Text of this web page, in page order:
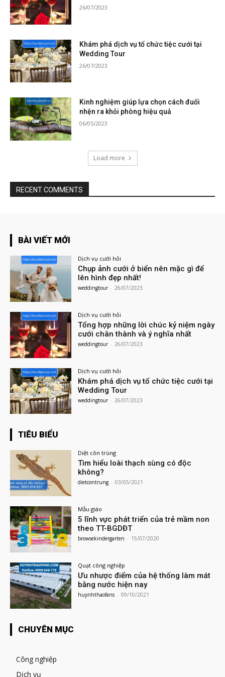
26/07/2023
Khám phá dịch vụ tổ chức tiệc cưới tại
Wedding Tour
26/07/2023
Kinh nghiệm giúp lựa chọn cách đuổi
nhện ra khỏi phòng hiệu quả
06/05/2023
Load more
RECENT COMMENTS
BÀI VIẾT MỚI
Dịch vụ cưới hỏi
Chụp ảnh cưới ở biển nên mặc gì để
lên hình đẹp nhất!
weddingtour - 26/07/2023
Dịch vụ cưới hỏi
Tổng hợp những lời chúc kỷ niệm ngày
cưới chân thành và ý nghĩa nhất
weddingtour - 26/07/2023
Dịch vụ cưới hỏi
Khám phá dịch vụ tổ chức tiệc cưới tại
Wedding Tour
weddingtour - 26/07/2023
TIÊU BIỂU
Diệt côn trùng
Tìm hiểu loài thạch sùng có độc
không?
dietcontrung - 03/05/2021
Mẫu giáo
5 lĩnh vực phát triển của trẻ mầm non
theo TT-BGDĐT
browsekindergarten - 15/07/2020
Quạt công nghiệp
Ưu nhược điểm của hệ thống làm mát
bằng nước hiện nay
huynhthaofans - 09/10/2021
CHUYÊN MỤC
Công nghiệp
Dịch vụ